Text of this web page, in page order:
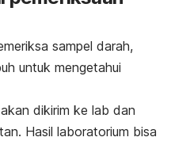
sampel darah,
untuk mengetahui
dikirim ke lab dan
Hasil laboratorium bisa